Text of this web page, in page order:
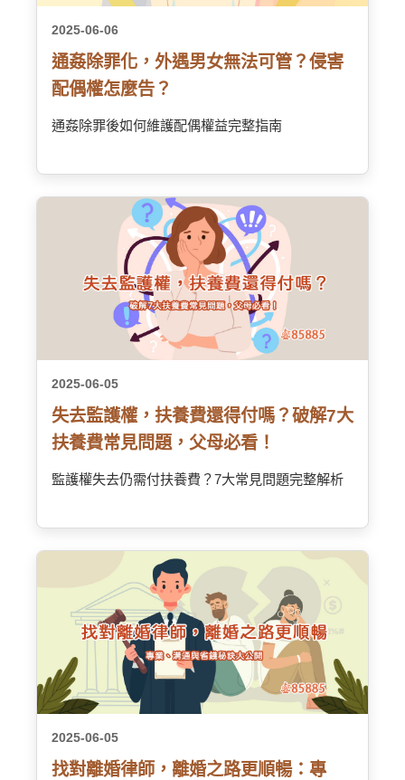
2025-06-06
通姦除罪化，外遇男女無法可管？侵害
配偶權怎麼告？
通姦除罪後如何維護配偶權益完整指南
2025-06-05
失去監護權，扶養費還得付嗎？破解7大
扶養費常見問題，父母必看！
監護權失去仍需付扶養費？7大常見問題完整解析
2025-06-05
找對離婚律師，離婚之路更順暢：專